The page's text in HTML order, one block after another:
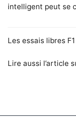
intelligent peut se
Les essais libres
Lire aussi l’article